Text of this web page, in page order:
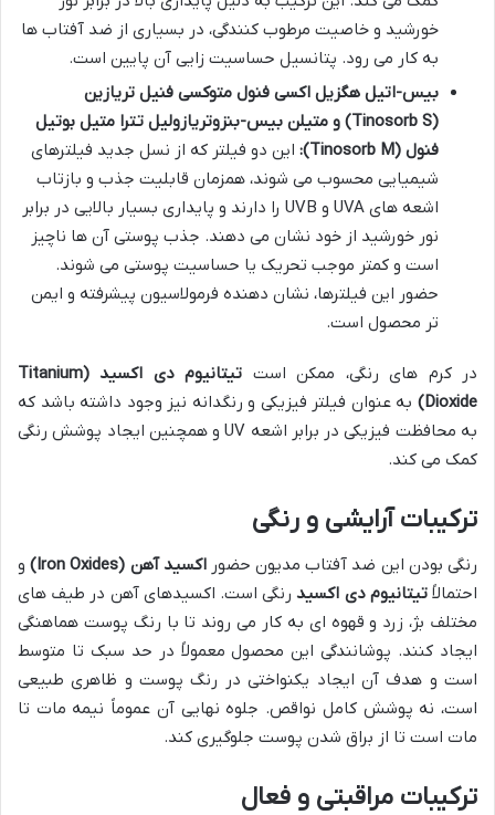
خورشید و خاصیت مرطوب کنندگی، در بسیاری از ضد آفتاب ها
به کار می رود. پتانسیل حساسیت زایی آن پایین است.
بیس-اتیل هگزیل اکسی فنول متوکسی فنیل تریازین
(Tinosorb S) و متیلن بیس-بنزوتریازولیل تترا متیل بوتیل
فنول (Tinosorb M):
این دو فیلتر که از نسل جدید فیلترهای
شیمیایی محسوب می شوند، همزمان قابلیت جذب و بازتاب
اشعه های UVA و UVB را دارند و پایداری بسیار بالایی در برابر
نور خورشید از خود نشان می دهند. جذب پوستی آن ها ناچیز
است و کمتر موجب تحریک یا حساسیت پوستی می شوند.
حضور این فیلترها، نشان دهنده فرمولاسیون پیشرفته و ایمن
تر محصول است.
در کرم های رنگی، ممکن است
تیتانیوم دی اکسید (Titanium
Dioxide)
به عنوان فیلتر فیزیکی و رنگدانه نیز وجود داشته باشد که
به محافظت فیزیکی در برابر اشعه UV و همچنین ایجاد پوشش رنگی
کمک می کند.
ترکیبات آرایشی و رنگی
رنگی بودن این ضد آفتاب مدیون حضوراکسید آهن (Iron Oxides)
و
احتمالاًتیتانیوم دی اکسیدرنگی است. اکسیدهای آهن در طیف های
مختلف بژ، زرد و قهوه ای به کار می روند تا با رنگ پوست هماهنگی
ایجاد کنند. پوشانندگی این محصول معمولاً در حد سبک تا متوسط
است و هدف آن ایجاد یکنواختی در رنگ پوست و ظاهری طبیعی
است، نه پوشش کامل نواقص. جلوه نهایی آن عموماً نیمه مات تا
مات است تا از براق شدن پوست جلوگیری کند.
ترکیبات مراقبتی و فعال